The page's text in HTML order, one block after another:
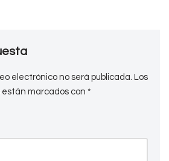
electrónico no será publicada. Los
están marcados con *